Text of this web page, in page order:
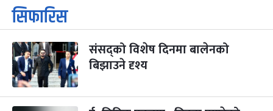
१
आइत
कार्तिक सङ्क्रान्ति
कार्तिक १, २०८३
३
मंगल
महानवमी
कार्तिक ३, २०८३-Oct 20, 2026
२ महिना बाँकी
४
बुध कार्तिक ४, २०८३ -Oct 21, 2026
सिफारिस
संसद्को विशेष दिनमा बालेनको
बिझाउने दृश्य